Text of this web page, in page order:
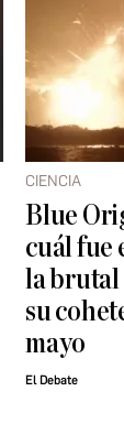
CIENCIA
Blue
cuál fue
la
su
mayo
El Debate